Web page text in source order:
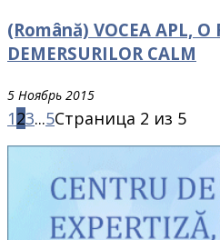
(Română) VOCEA APL, O
DEMERSURILOR CALM
5 Ноябрь 2015
123...5Страница 2 из 5